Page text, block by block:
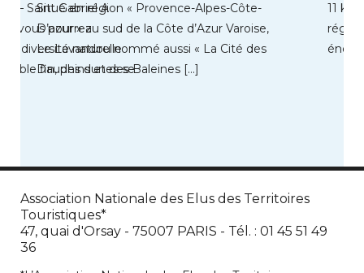
– Saint Gabriel A
vous pourrez
diversité naturelle
sable fin, des dunes se
Situé en région « Provence-Alpes-Côte-
D’azur » au sud de la Côte d’Azur Varoise,
Le Lavandou nommé aussi « La Cité des
Dauphins et des Baleines […]
11
Association Nationale des Elus des Territoires
Touristiques*
47, quai d'Orsay - 75007 PARIS - Tél. : 01 45 51 49
36